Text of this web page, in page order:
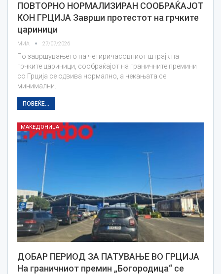
ПОВТОРНО НОРМАЛИЗИРАН СООБРАЌАЈОТ
КОН ГРЦИЈА Заврши протестот на грчките
цариници
МИА 27/07/2026
По завршувањето на четиричасовниот штрајк на
грчките цариници, сообраќајот на граничните премини
со Грција се одвива нормално, а чекањата се
минимални.
ПОВЕЌЕ...
МАКЕДОНИЈА
ДОБАР ПЕРИОД ЗА ПАТУВАЊЕ ВО ГРЦИЈА
На граничниот премин „Богородица“ се